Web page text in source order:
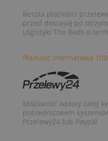
Reszta płatności
przed dostawą po
Logistyki The Beds o
Płatnośc internetowa
Możliwość wpłaty całej
pośrednictwem
Przelewy24 lub Paypal